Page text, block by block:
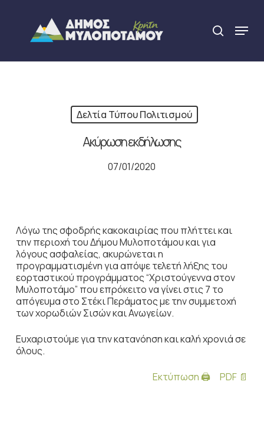
content
search
Menu
Δελτία Τύπου Πολιτισμού
Ακύρωση εκδήλωσης
07/01/2020
Λόγω της σφοδρής κακοκαιρίας που πλήττει και
την περιοχή του Δήμου Μυλοποτάμου και για
λόγους ασφαλείας, ακυρώνεται η
προγραμματισμένη για απόψε τελετή λήξης του
εορταστικού προγράμματος “Χριστούγεννα στον
Μυλοποτάμο” που επρόκειτο να γίνει στις 7 το
απόγευμα στο Στέκι Περάματος με την συμμετοχή
των χορωδιών Σισών και Ανωγείων.
Ευχαριστούμε για την κατανόηση και καλή χρονιά σε
όλους.
Εκτύπωση 🖨
PDF 📄
Close